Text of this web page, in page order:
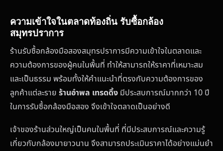
ความเข้าใจในตลาดท้องถิ่น รับซื้อกล้อง
สมุทรปราการ
ร้านรับซื้อกล้องมือสองสมุทรปราการมีความเข้าใจในตลาดและ
ความต้องการของผู้คนในพื้นที่ ทำให้สามารถให้ราคาที่เหมาะสม
และเป็นธรรม พร้อมทั้งให้คำแนะนำที่ตรงกับความต้องการของ
ลูกค้าแต่ละราย ร้านอำพล เทรดดิ้ง มีประสบการณ์มากกว่า 10 ปี
ในการรับซื้อกล้องมือสอง จึงเข้าใจตลาดเป็นอย่างดี
เจ้าของร้านส่วนใหญ่เป็นคนในพื้นที่ ที่มีประสบการณ์และความรู้
เกี่ยวกับกล้องมายาวนาน จึงสามารถประเมินราคาได้อย่างแม่นยำ